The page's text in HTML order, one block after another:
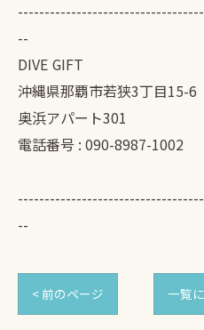
--
DIVE GIFT
沖縄県那覇市若狭3丁目15-6
奥浜アパート301
電話番号 : 090-8987-1002
--
< 前のページ 一覧